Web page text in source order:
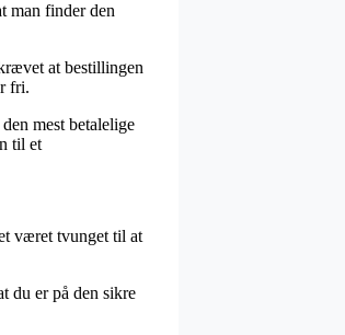
man finder den
at bestillingen
fri.
mest betalelige
til et
været tvunget til at
du er på den sikre